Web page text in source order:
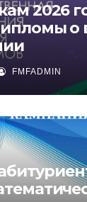
2026
FMFADMIN